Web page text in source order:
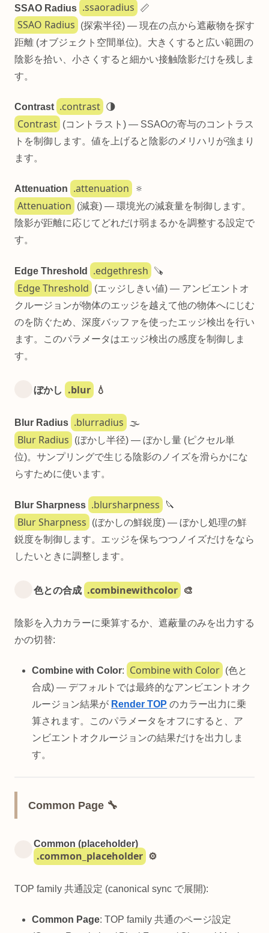
SSAO Radius .ssaoradius 📏
SSAO Radius
(探索半径) — 現在の点から遮蔽物を探す
距離 (オブジェクト空間単位)。大きくすると広い範囲の
陰影を拾い、小さくすると細かい接触陰影だけを残しま
す。
Contrast .contrast 🌗
Contrast
(コントラスト) — SSAOの寄与のコントラス
トを制御します。値を上げると陰影のメリハリが強まり
ます。
Attenuation .attenuation 🔅
Attenuation
(減衰) — 環境光の減衰量を制御します。
陰影が距離に応じてどれだけ弱まるかを調整する設定で
す。
Edge Threshold .edgethresh 🪚
Edge Threshold
(エッジしきい値) — アンビエントオ
クルージョンが物体のエッジを越えて他の物体へにじむ
のを防ぐため、深度バッファを使ったエッジ検出を行い
ます。このパラメータはエッジ検出の感度を制御しま
す。
ぼかし .blur 💧
Blur Radius .blurradius 🌫️
Blur Radius
(ぼかし半径) — ぼかし量 (ピクセル単
位)。サンプリングで生じる陰影のノイズを滑らかにな
らすために使います。
Blur Sharpness .blursharpness 🔪
Blur Sharpness
(ぼかしの鮮鋭度) — ぼかし処理の鮮
鋭度を制御します。エッジを保ちつつノイズだけをなら
したいときに調整します。
色との合成 .combinewithcolor 🎨
陰影を入力カラーに乗算するか、遮蔽量のみを出力する
かの切替:
Combine with Color: Combine with Color (色と
合成) — デフォルトでは最終的なアンビエントオク
ルージョン結果が Render TOP のカラー出力に乗
算されます。このパラメータをオフにすると、ア
ンビエントオクルージョンの結果だけを出力しま
す。
Common Page 🔧
Common (placeholder)
.common_placeholder ⚙️
TOP family 共通設定 (canonical sync で展開):
Common Page: TOP family 共通のページ設定